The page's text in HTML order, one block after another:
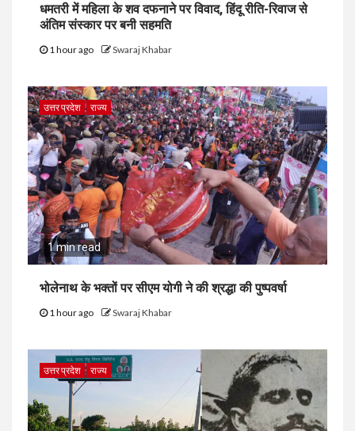
धमतरी में महिला के शव दफनाने पर विवाद, हिंदू रीति-रिवाज से
अंतिम संस्कार पर बनी सहमति
1 hour ago Swaraj Khabar
उत्तर प्रदेश राज्य
1 min read
भोलेनाथ के भक्तों पर सीएम योगी ने की श्रद्धा की पुष्पवर्षा
1 hour ago Swaraj Khabar
उत्तर प्रदेश राज्य